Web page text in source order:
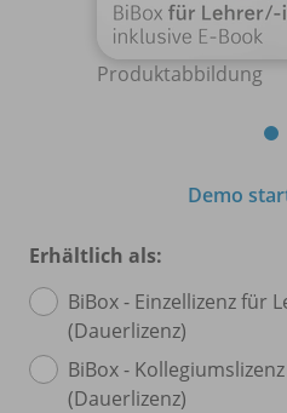
Produktabbildung
Demo
Erhältlich als:
BiBox - Einzellizenz für
(Dauerlizenz)
BiBox -
(Dauerlizenz)